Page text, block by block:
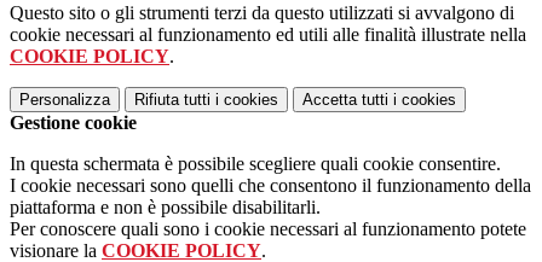
Questo sito o gli strumenti terzi da questo utilizzati si avvalgono di
cookie necessari al funzionamento ed utili alle finalità illustrate nella
COOKIE POLICY.
Personalizza Rifiuta tutti i cookies Accetta tutti i cookies
Gestione cookie
In questa schermata è possibile scegliere quali cookie consentire.
I cookie necessari sono quelli che consentono il funzionamento della
piattaforma e non è possibile disabilitarli.
Per conoscere quali sono i cookie necessari al funzionamento potete
visionare la COOKIE POLICY.